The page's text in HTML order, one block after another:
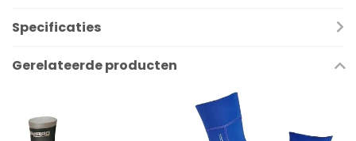
Specificaties
Gerelateerde producten